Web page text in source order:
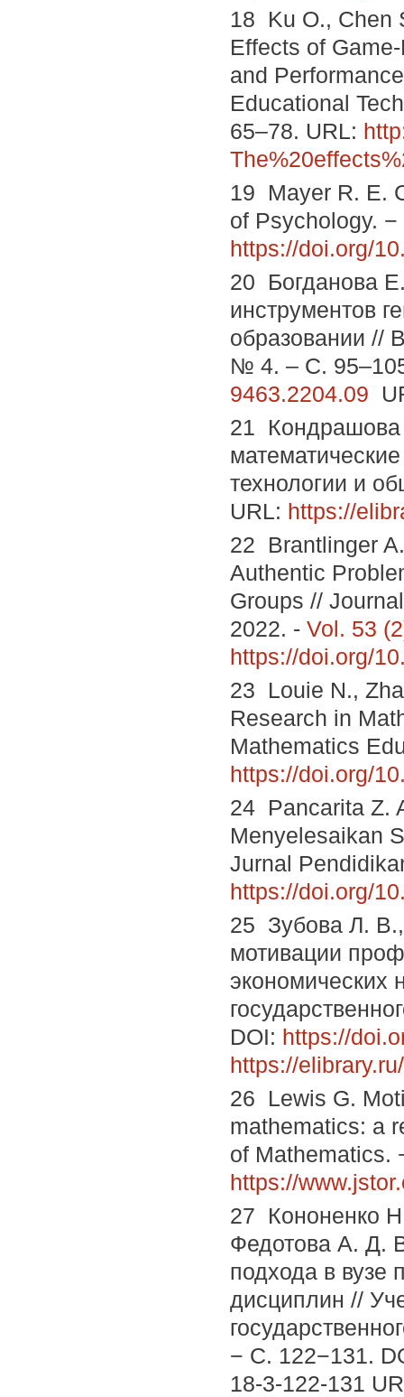
18 Ku O., Chen
Effects of
and
Educational
65–78. URL:
19 Mayer R. E.
of Psychology.
https://doi.org/
20 Богданова
инструментов
образовании //
№ 4. – С.
9463.2204.09
21 Кондрашова
технологии и
URL: https://
22 Brantlinger
Authentic
Groups //
2022. - Vol. 53
https://doi.org/
23 Louie N.,
Research in
Mathematics
https://doi.org/
24 Pancarita Z.
Menyelesaikan
Jurnal
https://doi.org/
25 Зубова Л.
мотивации
экономических
DOI: https://
https://
26 Lewis G.
mathematics: a
of Mathematics.
https://
27 Кононенко
Федотова А. Д.
подхода в вузе
дисциплин //
− С. 122−131.
18-3-122-131